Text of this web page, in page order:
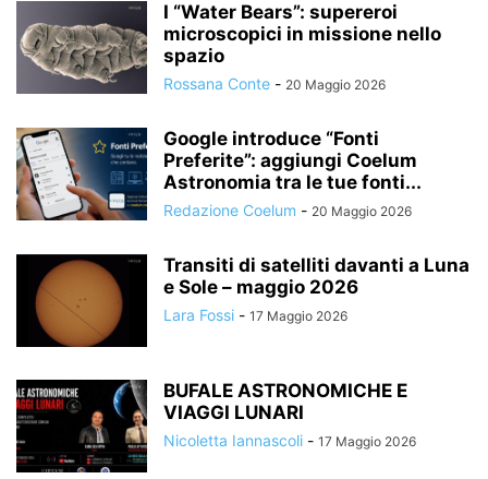
I “Water Bears”: supereroi
microscopici in missione nello
spazio
Rossana Conte - 20 Maggio 2026
Google introduce “Fonti
Preferite”: aggiungi Coelum
Astronomia tra le tue fonti...
Redazione Coelum - 20 Maggio 2026
Transiti di satelliti davanti a Luna
e Sole – maggio 2026
Lara Fossi - 17 Maggio 2026
BUFALE ASTRONOMICHE E
VIAGGI LUNARI
Nicoletta Iannascoli - 17 Maggio 2026